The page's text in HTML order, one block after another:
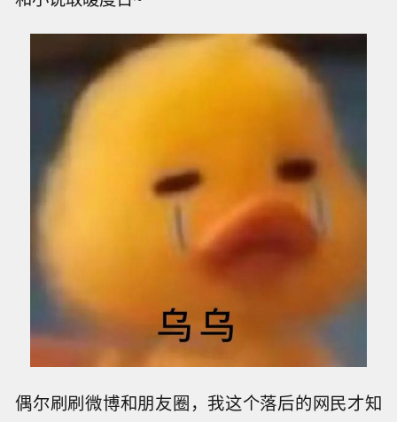
偶尔刷刷微博和朋友圈，我这个落后的网民才知